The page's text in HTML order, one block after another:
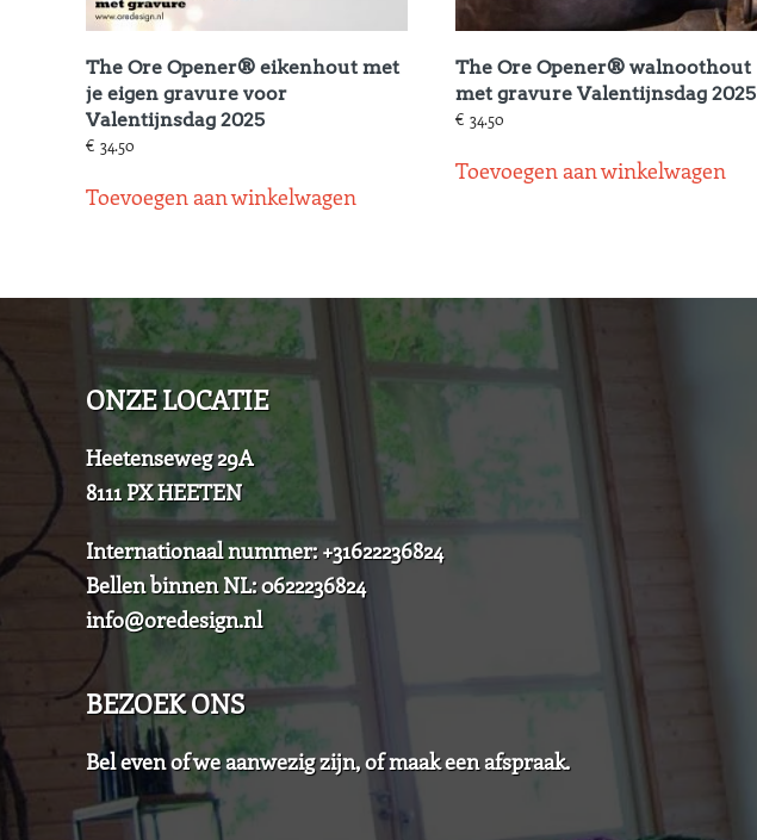
The Ore Opener® eikenhout met
je eigen gravure voor
Valentijnsdag 2025
€ 34.50
Toevoegen aan winkelwagen
The Ore Opener® walnoothout
met gravure Valentijnsdag 2025
€ 34.50
Toevoegen aan winkelwagen
ONZE LOCATIE
Heetenseweg 29A
8111 PX HEETEN
Internationaal nummer: +31622236824
Bellen binnen NL: 0622236824
info@oredesign.nl
BEZOEK ONS
Bel even of we aanwezig zijn, of maak een afspraak.